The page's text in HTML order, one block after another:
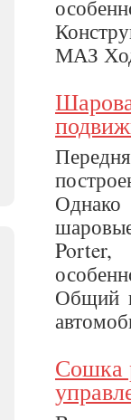
МАЗ
Общий
Сошка